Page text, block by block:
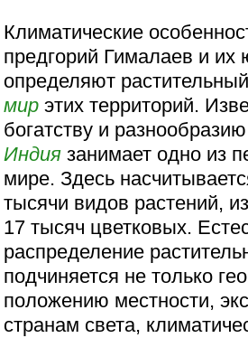
Климатические
предгорий Гималаев и их
определяют
мир этих территорий.
богатству и
Индия занимает одно из
мире. Здесь
тысячи видов растений,
17 тысяч цветковых.
распределение
подчиняется не только
положению местности,
странам света,